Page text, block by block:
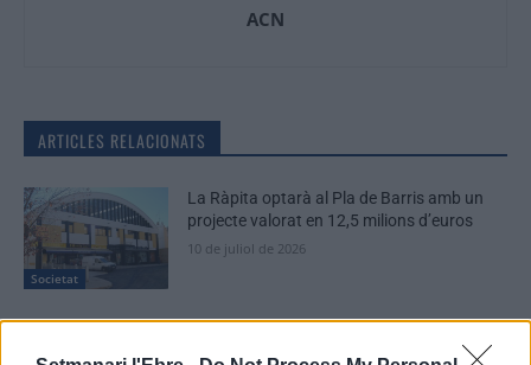
ACN
ARTICLES RELACIONATS
Societat
La Ràpita optarà al Pla de Barris amb un
projecte valorat en 12,5 milions d’euros
10 de juliol de 2026
el Grau i la neteja del barranc de la Mina,